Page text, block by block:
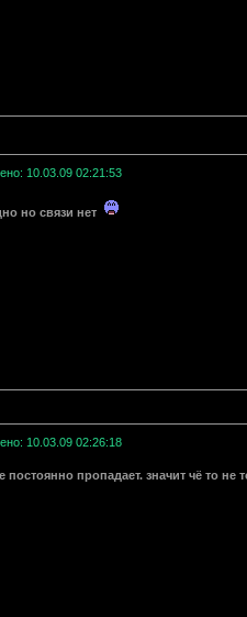
10.03.09 02:21:53
но связи нет
10.03.09 02:26:18
постоянно пропадает. значит чё то не